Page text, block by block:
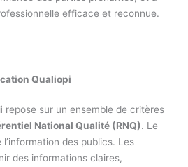
efficace et reconnue.
Qualiopi
repose sur un ensemble de critères
National Qualité (RNQ). Le
des publics. Les
des informations claires,